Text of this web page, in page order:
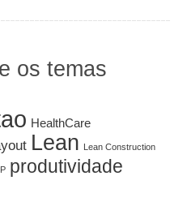
os temas
HealthCare
Lean Lean Construction
produtividade